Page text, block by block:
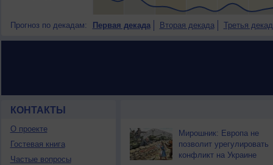
Прогноз по декадам: Первая декада Вторая декада Третья
КОНТАКТЫ
О проекте
Гостевая книга
Частые вопросы
НОВОСТИ ПАРТНЕРОВ
Мирошник: Европа не
позволит урегулировать
конфликт на Украине